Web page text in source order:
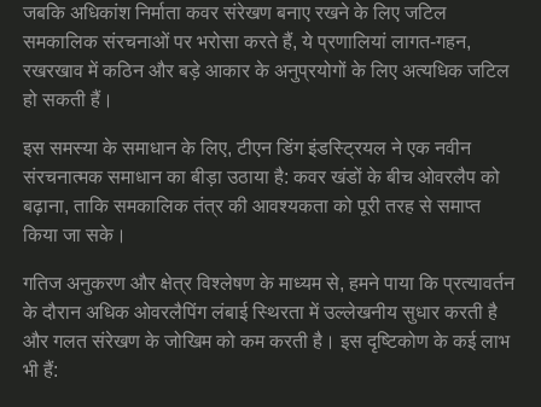
जबकि अधिकांश निर्माता कवर संरेखण बनाए रखने के लिए जटिल
समकालिक संरचनाओं पर भरोसा करते हैं, ये प्रणालियां लागत-गहन,
रखरखाव में कठिन और बड़े आकार के अनुप्रयोगों के लिए अत्यधिक जटिल
हो सकती हैं।
इस समस्या के समाधान के लिए, टीएन डिंग इंडस्ट्रियल ने एक नवीन
संरचनात्मक समाधान का बीड़ा उठाया है: कवर खंडों के बीच ओवरलैप को
बढ़ाना, ताकि समकालिक तंत्र की आवश्यकता को पूरी तरह से समाप्त
किया जा सके।
गतिज अनुकरण और क्षेत्र विश्लेषण के माध्यम से, हमने पाया कि प्रत्यावर्तन
के दौरान अधिक ओवरलैपिंग लंबाई स्थिरता में उल्लेखनीय सुधार करती है
और गलत संरेखण के जोखिम को कम करती है। इस दृष्टिकोण के कई लाभ
भी हैं: